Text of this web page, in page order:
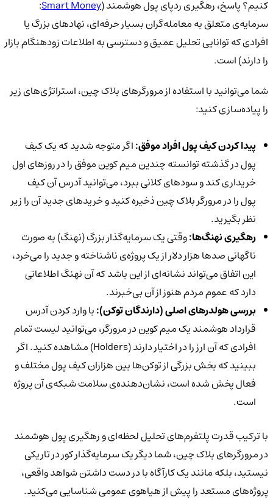
کنیم؟ پاسخ، رهگیری ردپای پول هوشمند (Smart Money
:
سرمایه‌ی متعلق به معامله‌گران بسیار حرفه‌ای، نهادهای بزرگ یا
افرادی که توانایی تحلیل عمیق و دسترسی به اطلاعات زودهنگام بازار
را دارند) است.
شما می‌توانید با استفاده از مرورگرهای بلاک چین، استراتژی‌های زیر
را پیاده‌سازی کنید:
پیدا کردن کیف پول افراد موفق:اگر متوجه شدید که یک کیف
پول در گذشته توانسته چندین میم کوین موفق را در روزهای اول
خریداری کند و سودهای کلانی ببرد، می‌توانید آدرس آن کیف
پول را در مرورگر بلاک چین ذخیره کنید و خریدهای جدید آن را زیر
نظر بگیرید.
رهگیری نهنگ‌ها:وقتی یک سرمایه‌گذار بزرگ (نهنگ) به صورت
ناگهانی صدها هزار دلار از یک پروژه‌ی ناشناخته و جدید را می‌خرد،
این اتفاق می‌تواند نشانه‌ای از این باشد که آن نهنگ اطلاعاتی
دارد که عموم مردم هنوز از آن بی‌خبرند.
بررسی هولدرهای اصلی (دارندگان توکن):با وارد کردن آدرس
قرارداد هوشمند یک میم کوین در مرورگر، می‌توانید لیست تمام
افرادی که آن ارز را در اختیار دارند (Holders) مشاهده کنید. اگر
ببینید که بخش بزرگی از توکن‌ها بین هزاران کیف پول مختلف و
فعال پخش شده است، نشان‌دهنده‌ی سلامت شبکه‌ی آن پروژه
است.
با ترکیب قدرت پلتفرم‌های تحلیل لحظه‌ای و رهگیری پول هوشمند
در مرورگرهای بلاک چین، شما دیگر یک سرمایه‌گذار کور در تاریکی
نیستید، بلکه مانند یک کارآگاه با در دست داشتن شواهد واقعی،
پروژه‌های مستعد را پیش از هیاهوی عمومی شناسایی می‌کنید.